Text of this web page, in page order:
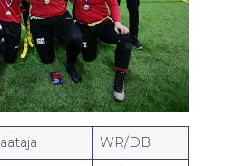
WR/DB